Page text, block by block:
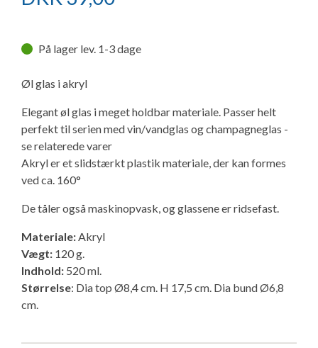
Adria Astella
Next
Hobby Prestige
Hobby Maxia
Ny campingvogn - godt at vide
Lille campingvogn
Finansiering af campingvogn
Forsikring af campingvogn
Vil du sælge din campingvogn?
Brugte telte og udstyr
Isabella fortelte
Isabella Fortelte
Isabella Lufttelte
Isabella weekend- og vinterfortelte
Isabella fortelte til specialvogne
Camping erhverv
Adria Coral
Adria Compact
Internet i campingvognen
Aircondition og klimaanlæg
Gas-komfort i din campingvogn
E-trailer kontrol- og sikkerhedsapp
Byvand - rindende vand i campingvognen
3 spændende ideer til campingvognen
GPS tracker til autocamper og campingvogn
Sikker handel
Klagemuligheder
Konkurrenceregler
Handelsbetingelser - webshop
Cookie & Privatlivspolitik
På lager lev. 1-3 dage
Øl glas i akryl
Elegant øl glas i meget holdbar materiale. Passer helt
perfekt til serien med vin/vandglas og champagneglas -
se relaterede varer
Akryl er et slidstærkt plastik materiale, der kan formes
ved ca. 160°
De tåler også maskinopvask, og glassene er ridsefast.
Materiale:Akryl
Vægt: 120 g.
Indhold: 520 ml.
Størrelse: Dia top Ø8,4 cm. H 17,5 cm. Dia bund Ø6,8
cm.